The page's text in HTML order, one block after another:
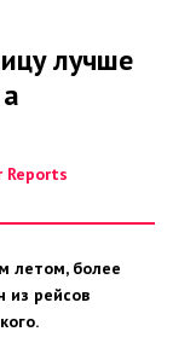
лучше
Reports
летом, более
из рейсов